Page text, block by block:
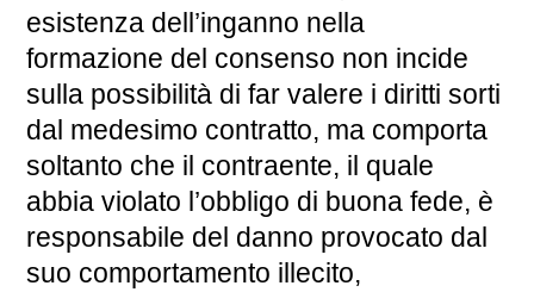
esistenza dell’inganno nella
formazione del consenso non incide
sulla possibilità di far valere i diritti sorti
dal medesimo contratto, ma comporta
soltanto che il contraente, il quale
abbia violato l’obbligo di buona fede, è
responsabile del danno provocato dal
suo comportamento illecito,